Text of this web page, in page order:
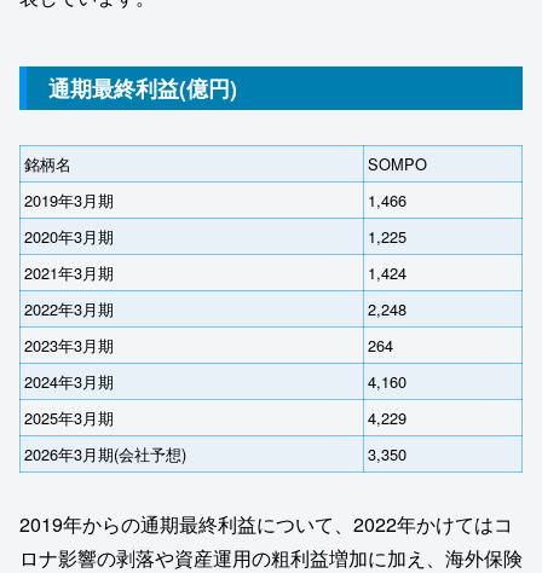
通期最終利益(億円)
銘柄名
SOMPO
2019年3月期
1,466
2020年3月期
1,225
2021年3月期
1,424
2022年3月期
2,248
2023年3月期
264
2024年3月期
4,160
2025年3月期
4,229
2026年3月期(会社予想)
3,350
2019年からの通期最終利益について、2022年かけてはコ
ロナ影響の剥落や資産運用の粗利益増加に加え、海外保険